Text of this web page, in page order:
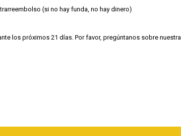
(si no hay funda, no hay dinero)
los próximos 21 días. Por favor, pregúntanos sobre nuestra